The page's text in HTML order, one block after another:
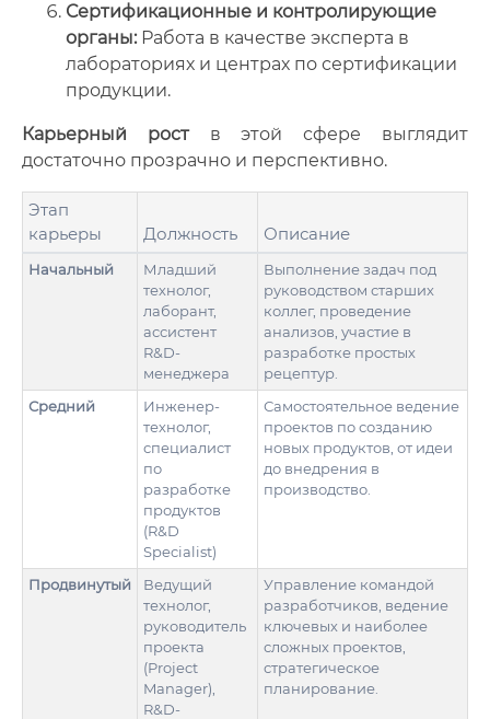
Сертификационные и контролирующие
органы:Работа в качестве эксперта в
лабораториях и центрах по сертификации
продукции.
Карьерный роств этой сфере выглядит
достаточно прозрачно и перспективно.
Этап
карьеры
Должность Описание
Начальный
Младший
технолог,
лаборант,
ассистент
R&D-
менеджера
Выполнение задач под
руководством старших
коллег, проведение
анализов, участие в
разработке простых
рецептур.
Средний
Инженер-
технолог,
специалист
по
разработке
продуктов
(R&D
Specialist)
Самостоятельное ведение
проектов по созданию
новых продуктов, от идеи
до внедрения в
производство.
Продвинутый
Ведущий
технолог,
руководитель
проекта
(Project
Manager),
R&D-
Управление командой
разработчиков, ведение
ключевых и наиболее
сложных проектов,
стратегическое
планирование.